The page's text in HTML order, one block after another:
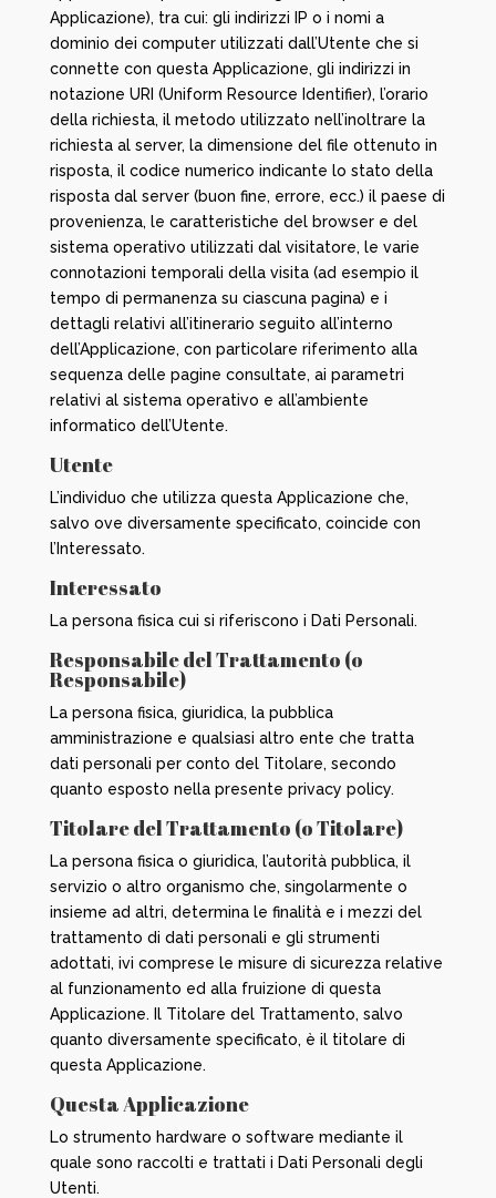
Applicazione), tra cui: gli indirizzi IP o i nomi a
dominio dei computer utilizzati dall’Utente che si
connette con questa Applicazione, gli indirizzi in
notazione URI (Uniform Resource Identifier), l’orario
della richiesta, il metodo utilizzato nell’inoltrare la
richiesta al server, la dimensione del file ottenuto in
risposta, il codice numerico indicante lo stato della
risposta dal server (buon fine, errore, ecc.) il paese di
provenienza, le caratteristiche del browser e del
sistema operativo utilizzati dal visitatore, le varie
connotazioni temporali della visita (ad esempio il
tempo di permanenza su ciascuna pagina) e i
dettagli relativi all’itinerario seguito all’interno
dell’Applicazione, con particolare riferimento alla
sequenza delle pagine consultate, ai parametri
relativi al sistema operativo e all’ambiente
informatico dell’Utente.
Utente
L’individuo che utilizza questa Applicazione che,
salvo ove diversamente specificato, coincide con
l’Interessato.
Interessato
La persona fisica cui si riferiscono i Dati Personali.
Responsabile del Trattamento (o
Responsabile)
La persona fisica, giuridica, la pubblica
amministrazione e qualsiasi altro ente che tratta
dati personali per conto del Titolare, secondo
quanto esposto nella presente privacy policy.
Titolare del Trattamento (o Titolare)
La persona fisica o giuridica, l’autorità pubblica, il
servizio o altro organismo che, singolarmente o
insieme ad altri, determina le finalità e i mezzi del
trattamento di dati personali e gli strumenti
adottati, ivi comprese le misure di sicurezza relative
al funzionamento ed alla fruizione di questa
Applicazione. Il Titolare del Trattamento, salvo
quanto diversamente specificato, è il titolare di
questa Applicazione.
Questa Applicazione
Lo strumento hardware o software mediante il
quale sono raccolti e trattati i Dati Personali degli
Utenti.